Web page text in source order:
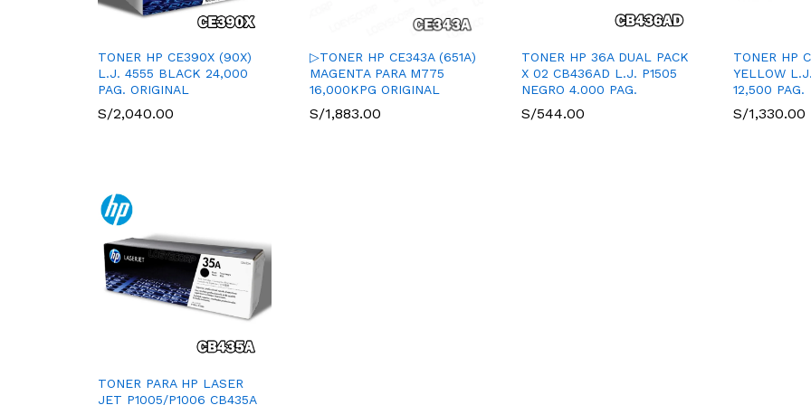
TONER HP CE390X (90X)
L.J. 4555 BLACK 24,000
PAG. ORIGINAL
S/2,040.00
▷TONER HP CE343A (651A)
MAGENTA PARA M775
16,000KPG ORIGINAL
S/1,883.00
TONER HP 36A DUAL PACK
X 02 CB436AD L.J. P1505
NEGRO 4.000 PAG.
S/544.00
TONER HP
YELLOW
12,500 PAG.
S/1,330.00
TONER PARA HP LASER
JET P1005/P1006 CB435A